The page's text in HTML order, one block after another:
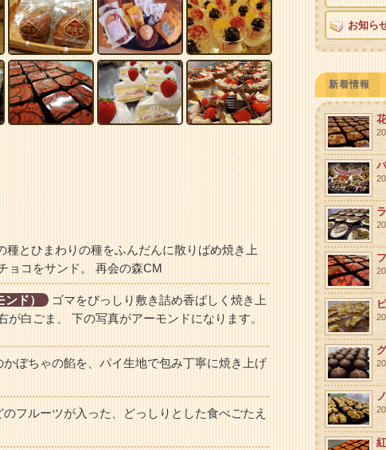
種とひまわりの種をふんだんに散りばめ焼き上
ョコをサンド。 再会の森CM
ド）
ゴマをびっしり敷き詰め香ばしく焼き上
が白ごま、 下の写真がアーモンドになります。
ぼちゃの餡を、パイ生地で包み丁寧に焼き上げ
フルーツが入った、どっしりとした食べごたえ
お知ら
新着情報